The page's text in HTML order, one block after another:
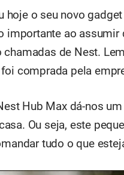
hoje o seu novo
importante ao
chamadas de Nest.
comprada pela
Hub Max dá-nos
Ou seja, este
tudo o que